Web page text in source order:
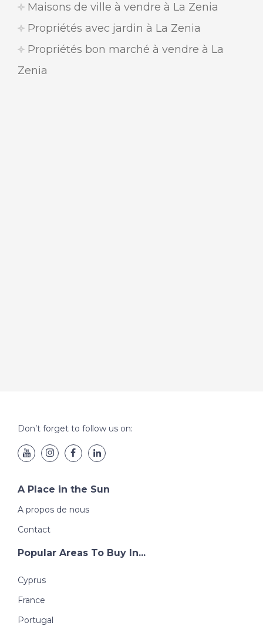
Maisons de ville à vendre à La Zenia
Propriétés avec jardin à La Zenia
Propriétés bon marché à vendre à La
Zenia
Don’t forget to follow us on:
A Place in the Sun
A propos de nous
Contact
Popular Areas To Buy In...
Cyprus
France
Portugal